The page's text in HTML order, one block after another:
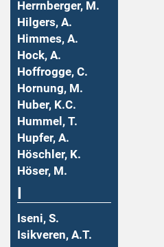
Herrnberger, M.
Hilgers, A.
Himmes, A.
Hock, A.
Hoffrogge, C.
Hornung, M.
Huber, K.C.
Hummel, T.
Hupfer, A.
Höschler, K.
Höser, M.
Iseni, S.
Isikveren, A.T.